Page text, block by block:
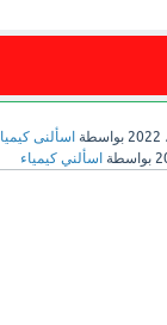
بواسطة اسألنى
بواسطة اسألني كيمياء